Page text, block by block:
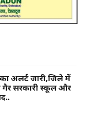
का अलर्ट जारी,जिले में
सरकारी स्कूल और